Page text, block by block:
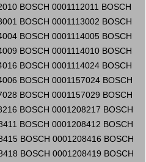
BOSCH 0001112011 BOSCH
BOSCH 0001113002 BOSCH
BOSCH 0001114005 BOSCH
BOSCH 0001114010 BOSCH
BOSCH 0001114024 BOSCH
BOSCH 0001157024 BOSCH
BOSCH 0001157029 BOSCH
BOSCH 0001208217 BOSCH
BOSCH 0001208412 BOSCH
BOSCH 0001208416 BOSCH
BOSCH 0001208419 BOSCH